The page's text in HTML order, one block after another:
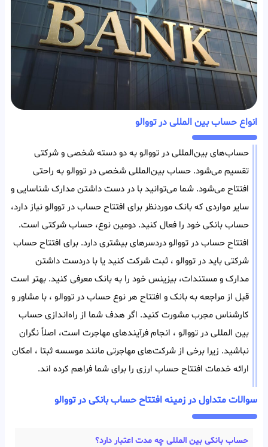
انواع حساب بین المللی در تووالو
حساب‌های بین‌المللی در تووالو به دو دسته شخصی و شرکتی
تقسیم می‌شود. حساب بین‌المللی شخصی در تووالو به راحتی
افتتاح می‌شود. شما می‌توانید با در دست داشتن مدارک شناسایی و
سایر مواردی که بانک مورد‌نظر برای افتتاح حساب در تووالو نیاز دارد،
حساب بانکی خود را فعال کنید. دومین نوع، حساب شرکتی است.
افتتاح حساب در تووالو دردسر‌های بیشتری دارد. برای افتتاح حساب
شرکتی باید در تووالو ، ثبت شرکت کنید یا با در‌دست داشتن
مدارک و مستندات، بیزینس خود را به بانک معرفی کنید. بهتر است
قبل از مراجعه به بانک و افتتاح هر‌ نوع حساب در تووالو ، با مشاور و
کارشناس مجرب مشورت کنید. اگر هدف شما از راه‌اندازی حساب
بین المللی در تووالو ، انجام فرآیند‌های مهاجرت است، اصلاً نگران
نباشید. زیرا برخی از شرکت‌های مهاجرتی مانند موسسه ثبتا ، امکان
ارائه خدمات افتتاح حساب ارزی را برای شما فراهم کرده اند.
سوالات متداول در زمینه افتتاح حساب بانکی در تووالو
حساب بانکی بین‌ المللی چه مدت اعتبار دارد؟